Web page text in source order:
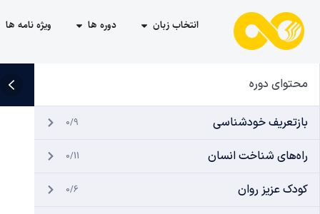
انتخاب زبان دوره ها ویژه نامه ها
محتوای دوره
بازتعریف خودشناسی 0/9
راه‌های شناخت انسان 0/11
کودک عزیز روان 0/6